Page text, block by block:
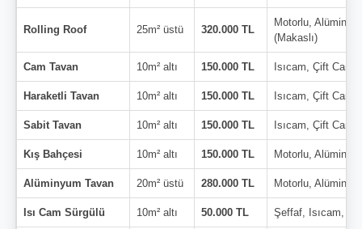
Rolling Roof 25m² üstü 320.000 TL
Motorlu,
(Makaslı)
Cam Tavan 10m² altı 150.000 TL Isıcam, Çift Cam
Haraketli Tavan 10m² altı 150.000 TL Isıcam, Çift Cam
Sabit Tavan 10m² altı 150.000 TL Isıcam, Çift Cam
Kış Bahçesi 10m² altı 150.000 TL Motorlu,
Alüminyum Tavan 20m² üstü 280.000 TL Motorlu,
Isı Cam Sürgülü 10m² altı 50.000 TL Şeffaf, Isıcam,